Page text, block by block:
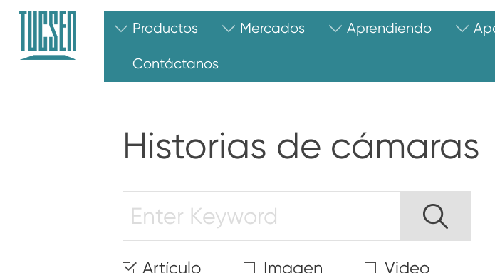
Productos Mercados Aprendiendo
Contáctanos
Historias de cámaras
Artículo Imagen Video